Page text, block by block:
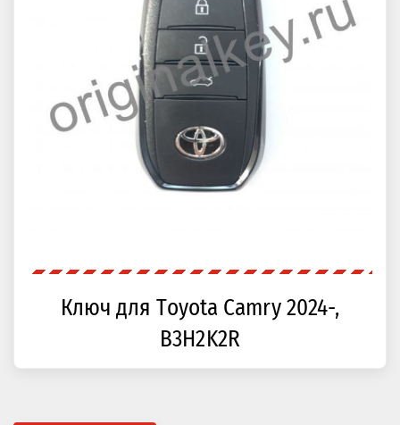
Ключ для Toyota Camry 2024-,
B3H2K2R